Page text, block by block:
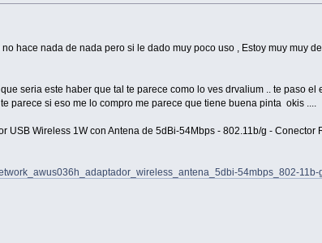
hace nada de nada pero si le dado muy poco uso , Estoy muy muy
seria este haber que tal te parece como lo ves drvalium .. te paso
parece si eso me lo compro me parece que tiene buena pinta okis ....
USB Wireless 1W con Antena de 5dBi-54Mbps - 802.11b/g - Conector
54mbps_802-11b-